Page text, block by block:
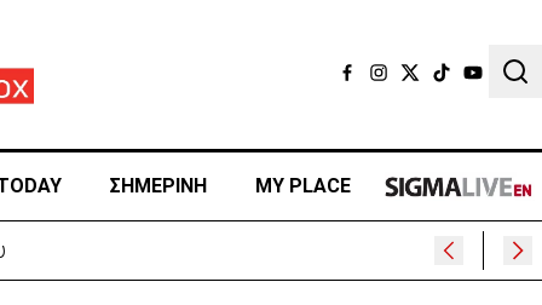
ΣΗΜΕΡΙΝΗ MY PLACE